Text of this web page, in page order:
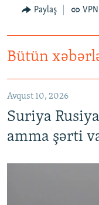
Paylaş
Bütün
Avqust 10, 2026
Suriya
amma şərti